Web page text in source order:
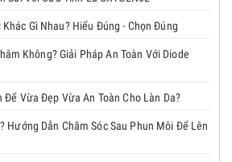
Gì Nhau? Hiểu Đúng - Chọn Đúng
Không? Giải Pháp An Toàn Với Diode
Để Vừa Đẹp Vừa An Toàn Cho Làn Da?
Hướng Dẫn Chăm Sóc Sau Phun Môi Để Lên